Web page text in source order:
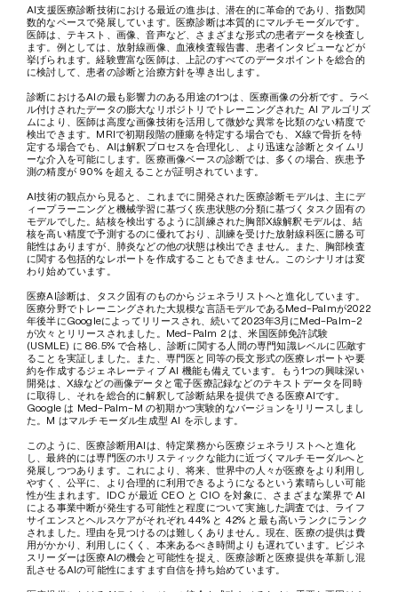
AI支援医療診断技術における最近の進歩は、潜在的に革命的であり、指数関
数的なペースで発展しています。医療診断は本質的にマルチモーダルです。
医師は、テキスト、画像、音声など、さまざまな形式の患者データを検査し
ます。例としては、放射線画像、血液検査報告書、患者インタビューなどが
挙げられます。経験豊富な医師は、上記のすべてのデータポイントを総合的
に検討して、患者の診断と治療方針を導き出します。
診断におけるAIの最も影響力のある用途の1つは、医療画像の分析です。ラベ
ル付けされたデータの膨大なリポジトリでトレーニングされた AI アルゴリズ
ムにより、医師は高度な画像技術を活用して微妙な異常を比類のない精度で
検出できます。MRIで初期段階の腫瘍を特定する場合でも、X線で骨折を特
定する場合でも、AIは解釈プロセスを合理化し、より迅速な診断とタイムリ
ーな介入を可能にします。医療画像ベースの診断では、多くの場合、疾患予
測の精度が 90% を超えることが証明されています。
AI技術の観点から見ると、これまでに開発された医療診断モデルは、主にデ
ィープラーニングと機械学習に基づく疾患状態の分類に基づくタスク固有の
モデルでした。結核を検出するように訓練された胸部X線解釈モデルは、結
核を高い精度で予測するのに優れており、訓練を受けた放射線科医に勝る可
能性はありますが、肺炎などの他の状態は検出できません。また、胸部検査
に関する包括的なレポートを作成することもできません。このシナリオは変
わり始めています。
医療AI診断は、タスク固有のものからジェネラリストへと進化しています。
医療分野でトレーニングされた大規模な言語モデルであるMed-Palmが2022
年後半にGoogleによってリリースされ、続いて2023年3月にMed-Palm-2
が次々とリリースされました。Med-Palm 2 は、米国医師免許試験
(USMLE) に 86.5% で合格し、診断に関する人間の専門知識レベルに匹敵す
ることを実証しました。また、専門医と同等の長文形式の医療レポートや要
約を作成するジェネレーティブ AI 機能も備えています。もう1つの興味深い
開発は、X線などの画像データと電子医療記録などのテキストデータを同時
に取得し、それを総合的に解釈して診断結果を提供できる医療AIです。
Google は Med-Palm-M の初期かつ実験的なバージョンをリリースしまし
た。M はマルチモーダル生成型 AI を示します。
このように、医療診断用AIは、特定業務から医療ジェネラリストへと進化
し、最終的には専門医のホリスティックな能力に近づくマルチモーダルへと
発展しつつあります。これにより、将来、世界中の人々が医療をより利用し
やすく、公平に、より合理的に利用できるようになるという素晴らしい可能
性が生まれます。IDC が最近 CEO と CIO を対象に、さまざまな業界で AI
による事業中断が発生する可能性と程度について実施した調査では、ライフ
サイエンスとヘルスケアがそれぞれ 44% と 42% と最も高いランクにランク
されました。理由を見つけるのは難しくありません。現在、医療の提供は費
用がかかり、利用しにくく、本来あるべき時間よりも遅れています。ビジネ
スリーダーは医療AIの機会と可能性を捉え、医療診断と医療提供を革新し混
乱させるAIの可能性にますます自信を持ち始めています。